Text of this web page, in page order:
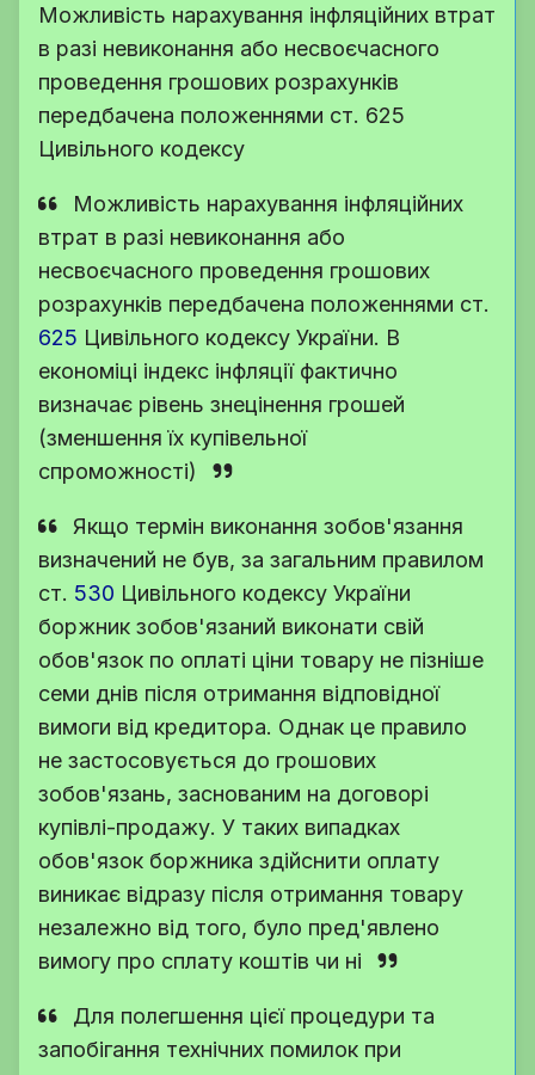
Можливість нарахування інфляційних втрат
в разі невиконання або несвоєчасного
проведення грошових розрахунків
передбачена положеннями ст. 625
Цивільного кодексу
Можливість нарахування інфляційних
втрат в разі невиконання або
несвоєчасного проведення грошових
розрахунків передбачена положеннями ст.
625 Цивільного кодексу України. В
економіці індекс інфляції фактично
визначає рівень знецінення грошей
(зменшення їх купівельної
спроможності)
Якщо термін виконання зобов'язання
визначений не був, за загальним правилом
ст. 530 Цивільного кодексу України
боржник зобов'язаний виконати свій
обов'язок по оплаті ціни товару не пізніше
семи днів після отримання відповідної
вимоги від кредитора. Однак це правило
не застосовується до грошових
зобов'язань, заснованим на договорі
купівлі-продажу. У таких випадках
обов'язок боржника здійснити оплату
виникає відразу після отримання товару
незалежно від того, було пред'явлено
вимогу про сплату коштів чи ні
Для полегшення цієї процедури та
запобігання технічних помилок при